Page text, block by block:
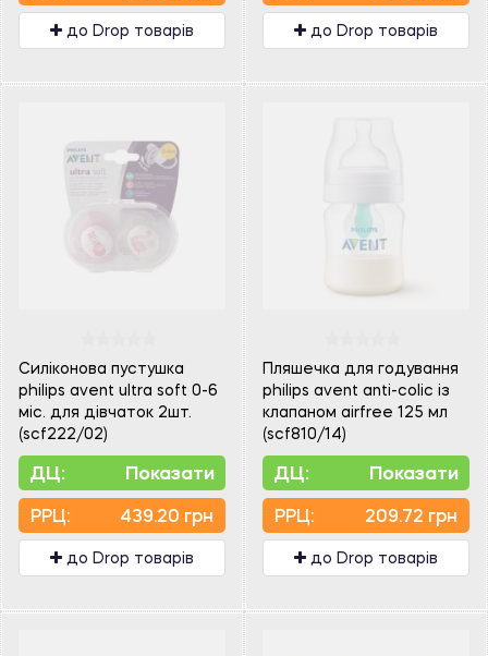
до Drop товарів до Drop товарів
Силіконова пустушка
philips avent ultra soft 0-6
міс. для дівчаток 2шт.
(scf222/02)
ДЦ: Показати
PPЦ: 439.20 грн
до Drop товарів
Пляшечка для годування
philips avent anti-сolic із
клапаном airfree 125 мл
(scf810/14)
ДЦ: Показати
PPЦ: 209.72 грн
до Drop товарів